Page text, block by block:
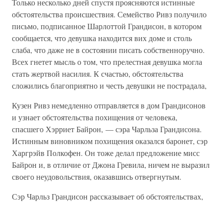
Только несколько дней спустя проясняются истинные
обстоятельства происшествия. Семейство Ривз получило
письмо, подписанное Шарлоттой Грандисон, в котором
сообщается, что девушка находится вих доме и столь
слаба, что даже не в состоянии писать собственноручно.
Всех гнетет мысль о том, что прелестная девушка могла
стать жертвой насилия. К счастью, обстоятельства
сложились благоприятно и честь девушки не пострадала,
Кузен Ривз немедленно отправляется в дом Грандисонов
и узнает обстоятельства похищения от человека,
спасшего Хэрриет Байрон, — сэра Чарльза Грандисона.
Истинным виновником похищения оказался баронет, сэр
Харгрэйв Полкофен. Он тоже делал предложение мисс
Байрон и, в отличие от Джона Гревила, ничем не выразил
своего неудовольствия, оказавшись отвергнутым.
Сэр Чарльз Грандисон рассказывает об обстоятельствах,